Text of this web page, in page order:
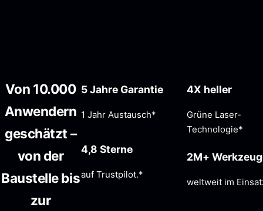
Von 10.000
Anwendern
geschätzt –
von der
Baustelle bis
zur
5 Jahre Garantie
1 Jahr Austausch*
4,8 Sterne
auf Trustpilot.*
4X heller
Grüne Laser-
Technologie*
2M+
weltweit im